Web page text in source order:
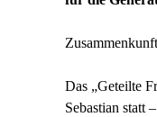
Das „Geteilte
Sebastian statt